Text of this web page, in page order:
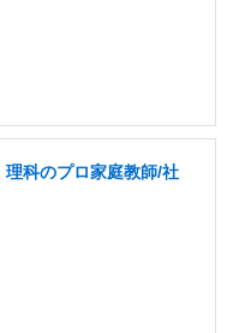
科のプロ家庭教師/社